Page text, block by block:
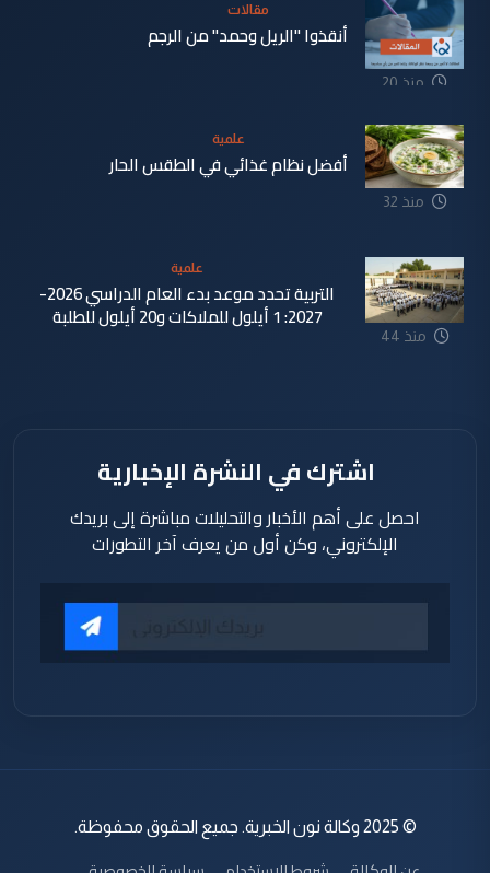
منذ 20
مقالات
أنقذوا "الريل وحمد" من الرجم
منذ 32
علمية
أفضل نظام غذائي في الطقس الحار
منذ 44
علمية
التربية تحدد موعد بدء العام الدراسي 2026-
2027: 1 أيلول للملاكات و20 أيلول للطلبة
اشترك في النشرة الإخبارية
احصل على أهم الأخبار والتحليلات مباشرة إلى بريدك
الإلكتروني، وكن أول من يعرف آخر التطورات
© 2025 وكالة نون الخبرية. جميع الحقوق محفوظة.